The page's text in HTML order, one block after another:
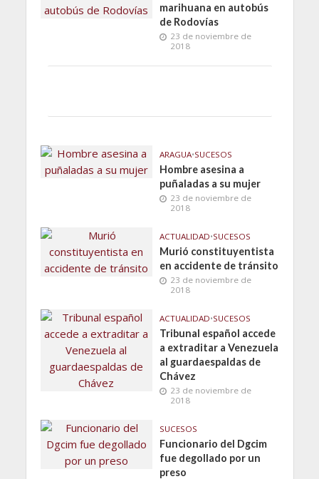
marihuana en autobús
de Rodovías
23 de noviembre de
2018
ARAGUA•SUCESOS
Hombre asesina a
puñaladas a su mujer
23 de noviembre de
2018
ACTUALIDAD•SUCESOS
Murió constituyentista
en accidente de tránsito
23 de noviembre de
2018
ACTUALIDAD•SUCESOS
Tribunal español accede
a extraditar a Venezuela
al guardaespaldas de
Chávez
23 de noviembre de
2018
SUCESOS
Funcionario del Dgcim
fue degollado por un
preso